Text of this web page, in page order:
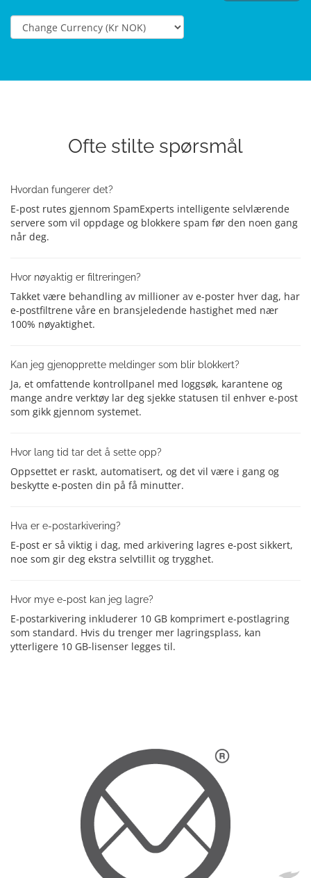
Ofte stilte spørsmål
Hvordan fungerer det?
E-post rutes gjennom SpamExperts intelligente selvlærende
servere som vil oppdage og blokkere spam før den noen gang
når deg.
Hvor nøyaktig er filtreringen?
Takket være behandling av millioner av e-poster hver dag, har
e-postfiltrene våre en bransjeledende hastighet med nær
100% nøyaktighet.
Kan jeg gjenopprette meldinger som blir blokkert?
Ja, et omfattende kontrollpanel med loggsøk, karantene og
mange andre verktøy lar deg sjekke statusen til enhver e-post
som gikk gjennom systemet.
Hvor lang tid tar det å sette opp?
Oppsettet er raskt, automatisert, og det vil være i gang og
beskytte e-posten din på få minutter.
Hva er e-postarkivering?
E-post er så viktig i dag, med arkivering lagres e-post sikkert,
noe som gir deg ekstra selvtillit og trygghet.
Hvor mye e-post kan jeg lagre?
E-postarkivering inkluderer 10 GB komprimert e-postlagring
som standard. Hvis du trenger mer lagringsplass, kan
ytterligere 10 GB-lisenser legges til.